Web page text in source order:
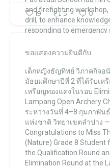
and firefighting
drill, to enhance
responding to emergency
19 5 0
ขอแสดงความยินดีกับ
เด็กหญิงธัญทิพย์ วิภาคกิจอนั
มัธยมศึกษาปีที่ 2 ที่ได้รับเห
เหรียญทองแดงในรอบ
Lampang Open Archery
ระหว่างวันที่ 4–8 กุมภาพัน
แห่งชาติ วิทยาเขตลำปาง
Congratulations to Miss
(Nature) Grade 8 Student
the Qualification Round
Elimination Round at the